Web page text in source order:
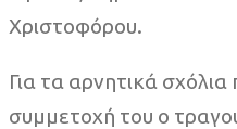
Χριστοφόρου.
Για τα αρνητικά
συμμετοχή του ο